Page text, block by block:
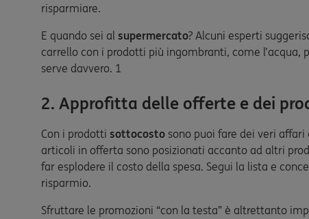
risparmiare.
E quando sei al supermercato? Alcuni esperti
carrello con i prodotti più ingombranti, come l’acqua,
serve davvero. 1
2. Approfitta delle offerte e dei
Con i prodotti sottocosto sono puoi fare dei veri
articoli in offerta sono posizionati accanto ad altri
far esplodere il costo della spesa. Segui la lista e
risparmio.
Sfruttare le promozioni “con la testa” è altrettanto